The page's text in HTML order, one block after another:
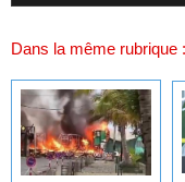
Dans la même rubrique :